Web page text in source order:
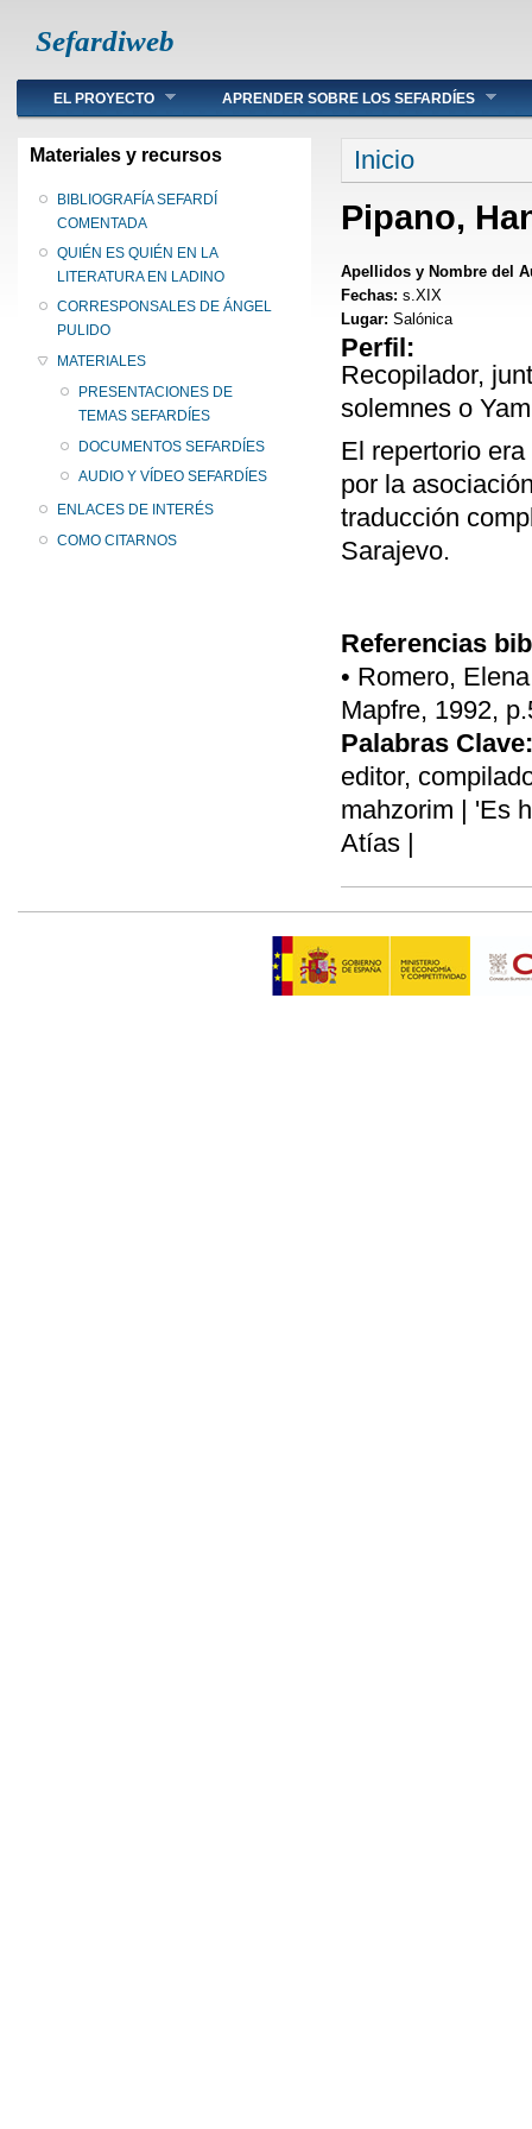
Sefardiweb
Main menu
EL PROYECTO APRENDER SOBRE LOS SEFARDÍES
Materiales y recursos
BIBLIOGRAFÍA SEFARDÍ
COMENTADA
QUIÉN ES QUIÉN EN LA
LITERATURA EN LADINO
CORRESPONSALES DE ÁNGEL
PULIDO
MATERIALES
PRESENTACIONES DE
TEMAS SEFARDÍES
DOCUMENTOS SEFARDÍES
AUDIO Y VÍDEO SEFARDÍES
ENLACES DE INTERÉS
COMO CITARNOS
Se encuentra
Inicio
Pipano,
Apellidos y Nombre del
Fechas: s.XIX
Lugar: Salónica
Perfil:
Recopilador,
solemnes o
El repertorio
por la
traducción
Sarajevo.
Referencias
• Romero,
Mapfre, 1992,
Palabras Clave:
editor,
mahzorim | 'Es
Atías |